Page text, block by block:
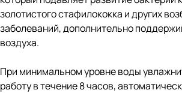
золотистого стафилококка и других
заболеваний, дополнительно
воздуха.
При минимальном уровне воды
работу в течение 8 часов,